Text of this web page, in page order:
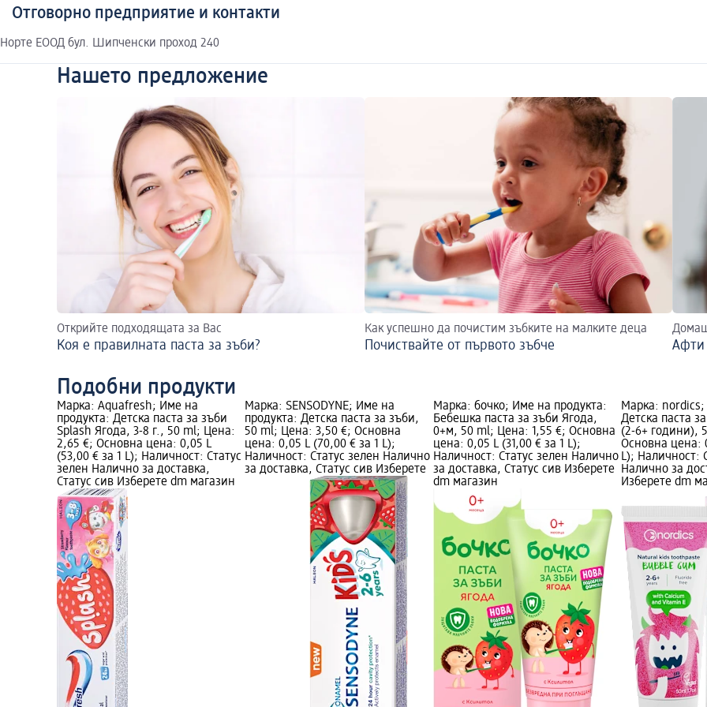
Отговорно предприятие и контакти
Норте ЕООД бул. Шипченски проход 240
Нашето предложение
Открийте подходящата за Вас
Коя е правилната паста за зъби?
Как успешно да почистим зъбките на малките деца
Почиствайте от първото зъбче Афти
Подобни продукти
Марка: Aquafresh; Име на
продукта: Детска паста за зъби
Splash Ягода, 3-8 г., 50 ml; Цена:
2,65 €; Основна цена: 0,05 L
(53,00 € за 1 L); Наличност: Статус
зелен Налично за доставка,
Статус сив Изберете dm магазин
Марка: SENSODYNE; Име на
продукта: Детска паста за зъби,
50 ml; Цена: 3,50 €; Основна
цена: 0,05 L (70,00 € за 1 L);
Наличност: Статус зелен Налично
за доставка, Статус сив Изберете
Марка: бочко; Име на продукта:
Бебешка паста за зъби Ягода,
0+м, 50 ml; Цена: 1,55 €; Основна
цена: 0,05 L (31,00 € за 1 L);
Наличност: Статус зелен Налично
за доставка, Статус сив Изберете
dm магазин
Марка: nordics;
Детска паста
(2-6+ години),
Основна цена:
L); Наличност:
Налично за
Изберете dm